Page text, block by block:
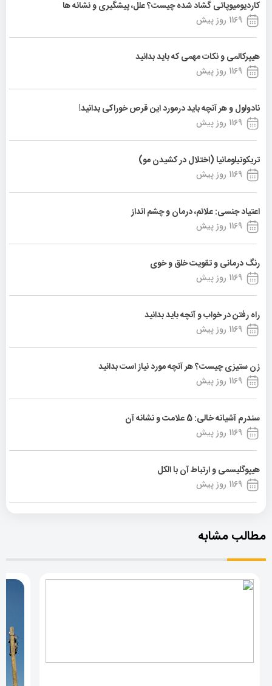
کاردیومیوپاتی گشاد شده چیست؟ علل، پیشگیری و نشانه ها
1169 روز پیش
هیپرکالمی و نکات مهمی که باید بدانید
1169 روز پیش
نادولول و هر آنچه باید درمورد این قرص خوراکی بدانید!
1169 روز پیش
تریکوتیلومانیا (اختلال در کشیدن مو)
1169 روز پیش
اعتیاد جنسی: علائم، درمان و چشم انداز
1169 روز پیش
رنگ درمانی و تقویت خلق و خوی
1169 روز پیش
راه رفتن در خواب و آنچه باید بدانید
1169 روز پیش
زن ستیزی چیست؟ هر آنچه مورد نیاز است بدانید
1169 روز پیش
سندرم آشیانه خالی: 5 علامت و نشانه آن
1169 روز پیش
هیپوگلیسمی و ارتباط آن با الکل
1169 روز پیش
مطالب مشابه